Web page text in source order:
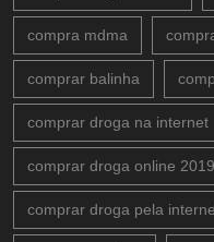
compra mdma
comprar balinha
comprar droga na internet
comprar droga online 2019
comprar droga pela